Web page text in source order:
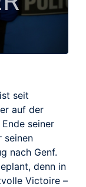
seit
auf der
seiner
seinen
nach Genf.
denn in
Victoire –